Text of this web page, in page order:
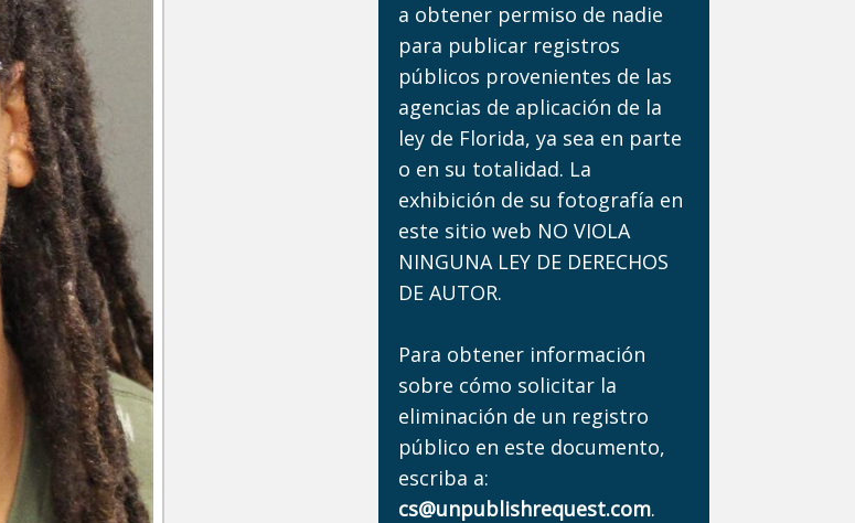
a obtener permiso de nadie
para publicar registros
públicos provenientes de las
agencias de aplicación de la
ley de Florida, ya sea en parte
o en su totalidad. La
exhibición de su fotografía en
este sitio web NO VIOLA
NINGUNA LEY DE DERECHOS
DE AUTOR.
Para obtener información
sobre cómo solicitar la
eliminación de un registro
público en este documento,
escriba a:
cs@unpublishrequest.com.